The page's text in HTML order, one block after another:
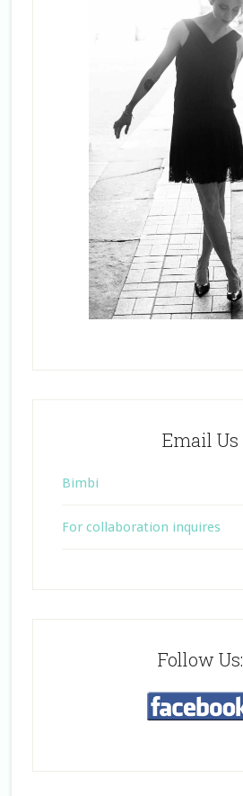
Email Us
Bimbi
For collaboration inquires
Follow Us: